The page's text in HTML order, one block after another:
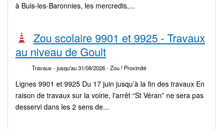
à Buis-les-Baronnies, les mercredis,...
Zou scolaire 9901 et 9925 - Travaux
au niveau de Goult
Travaux - jusqu'au 31/08/2026- Zou ! Proximité
Lignes 9901 et 9925 Du 17 juin jusqu’à la fin des travaux En
raison de travaux sur la voirie, l'arrêt “St Véran” ne sera pas
desservi dans les 2 sens de...